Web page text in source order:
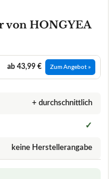
von HONGYEA
ab 43,99 € Zum Angebot »
+ durchschnittlich
✓
keine Herstellerangabe